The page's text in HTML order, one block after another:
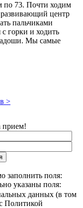
по 73. Почти ходим
центр
пальчиками
горки и ходить
Мы самые
>
прием!
заполнить поля:
указаны поля:
данных (в том
Политикой